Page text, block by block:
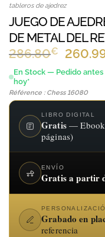
tableros de ajedrez
JUEGO DE
DE METAL DEL
286.80€
El
precio
era:
En Stock — Pedido
hoy*
Référence : Chess 16080
LIBRO DIGITAL
Gratis— Ebook:
páginas)
ENVÍO
Gratis a partir
Grabado en
referencia